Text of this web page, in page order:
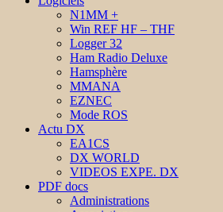
N1MM +
Win REF HF – THF
Logger 32
Ham Radio Deluxe
Hamsphère
MMANA
EZNEC
Mode ROS
Actu DX
EA1CS
DX WORLD
VIDEOS EXPE. DX
PDF docs
Administrations